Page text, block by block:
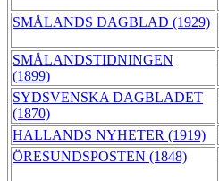
SMÅLANDS DAGBLAD (1929)
SMÅLANDSTIDNINGEN
(1899)
SYDSVENSKA DAGBLADET
(1870)
HALLANDS NYHETER (1919)
ÖRESUNDSPOSTEN (1848)